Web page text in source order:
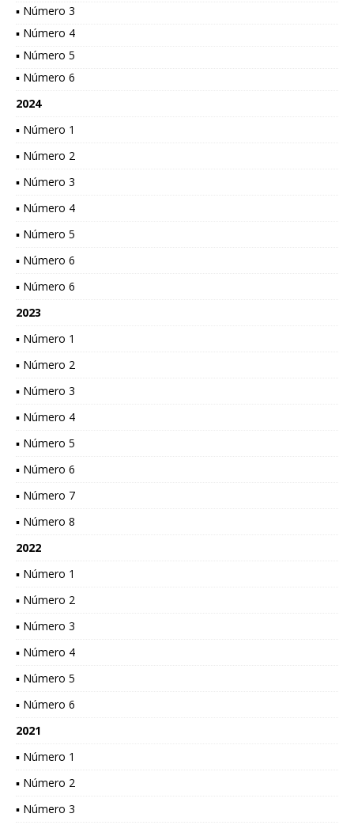
▪ Número 3
▪ Número 4
▪ Número 5
▪ Número 6
2024
▪ Número 1
▪ Número 2
▪ Número 3
▪ Número 4
▪ Número 5
▪ Número 6
▪ Número 6
2023
▪ Número 1
▪ Número 2
▪ Número 3
▪ Número 4
▪ Número 5
▪ Número 6
▪ Número 7
▪ Número 8
2022
▪ Número 1
▪ Número 2
▪ Número 3
▪ Número 4
▪ Número 5
▪ Número 6
2021
▪ Número 1
▪ Número 2
▪ Número 3